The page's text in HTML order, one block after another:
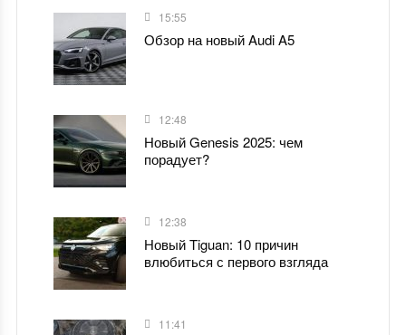
15:55
Обзор на новый Audi A5
12:48
Новый Genesis 2025: чем
порадует?
12:38
Новый Tiguan: 10 причин
влюбиться с первого взгляда
11:41